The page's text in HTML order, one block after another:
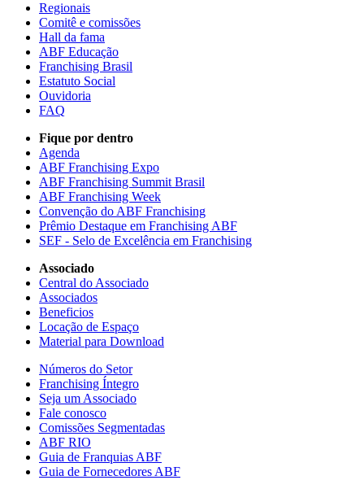
Regionais
Comitê e comissões
Hall da fama
ABF Educação
Franchising Brasil
Estatuto Social
Ouvidoria
FAQ
Fique por dentro
Agenda
ABF Franchising Expo
ABF Franchising Summit Brasil
ABF Franchising Week
Convenção do ABF Franchising
Prêmio Destaque em Franchising ABF
SEF - Selo de Excelência em Franchising
Associado
Central do Associado
Associados
Beneficios
Locação de Espaço
Material para Download
Números do Setor
Franchising Íntegro
Seja um Associado
Fale conosco
Comissões Segmentadas
ABF RIO
Guia de Franquias ABF
Guia de Fornecedores ABF